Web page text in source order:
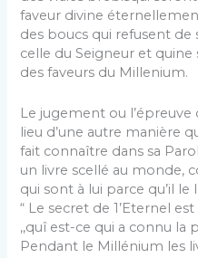
faveur divine
des boucs qui refusent
celle du Seigneur et
des faveurs du Millenium.
Le jugement ou l’épreuve
lieu d’une autre manière
fait connaître dans sa
un livre scellé au monde,
qui sont à lui parce qu’il
“ Le secret de 1’Eternel
,,quî est-ce qui a connu la
Pendant le Millénium les